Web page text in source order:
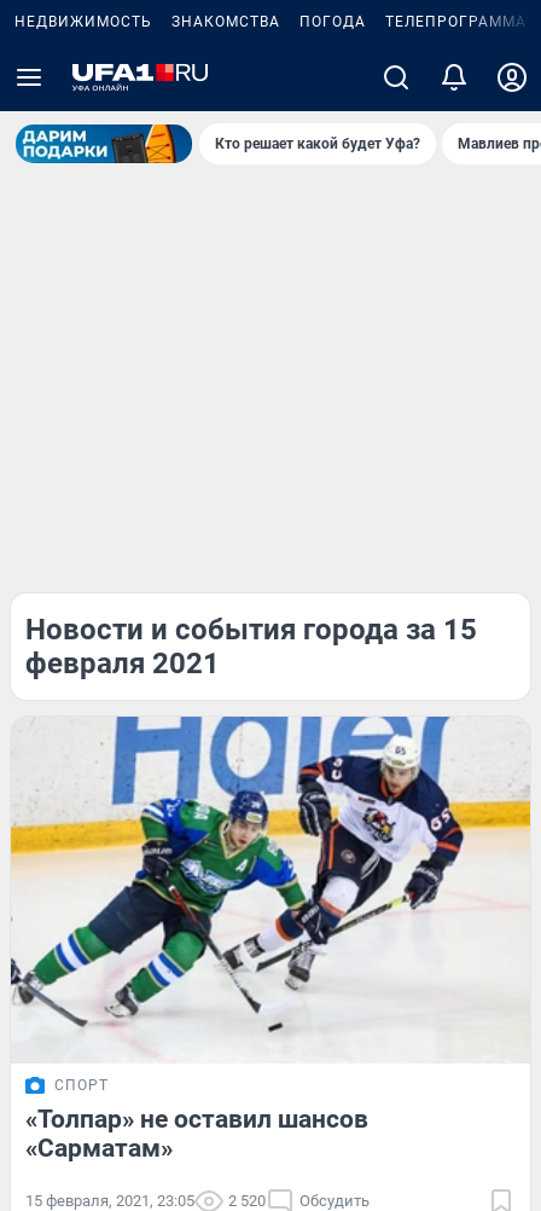
НЕДВИЖИМОСТЬ ЗНАКОМСТВА ПОГОДА ТЕЛЕПРОГРАММА
Кто решает какой будет Уфа? Мавлиев
Новости и события города за 15
февраля 2021
СПОРТ
«Толпар» не оставил шансов
«Сарматам»
15 февраля, 2021, 23:05 2 520 Обсудить